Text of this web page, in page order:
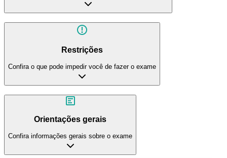
Restrições
Confira o que pode impedir você de fazer o exame
Orientações gerais
Confira informações gerais sobre o exame